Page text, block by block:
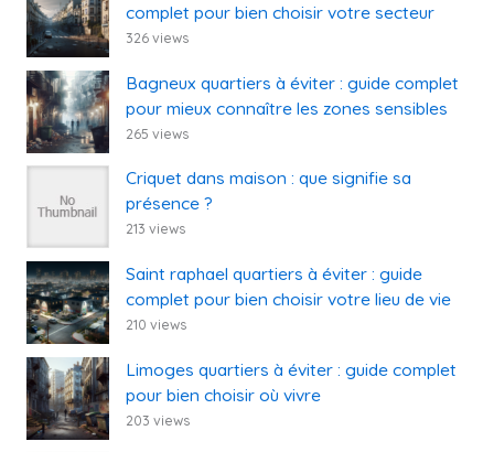
complet pour bien choisir votre secteur
326 views
Bagneux quartiers à éviter : guide complet
pour mieux connaître les zones sensibles
265 views
Criquet dans maison : que signifie sa
présence ?
213 views
Saint raphael quartiers à éviter : guide
complet pour bien choisir votre lieu de vie
210 views
Limoges quartiers à éviter : guide complet
pour bien choisir où vivre
203 views